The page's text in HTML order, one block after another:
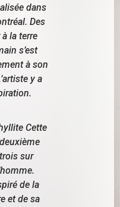
dans
Des
la terre
s’est
à son
y a
Cette
sur
de la
et de sa